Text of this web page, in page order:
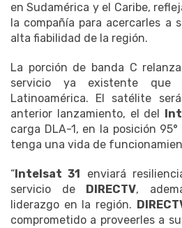
en Sudamérica y el Caribe,
la compañía para acercarles a
alta fiabilidad de la región.
La porción de banda C
servicio ya existente que
Latinoamérica. El satélite
anterior lanzamiento, el del
carga DLA-1, en la posición
tenga una vida de
“Intelsat 31 enviará
servicio de DIRECTV,
liderazgo en la región.
comprometido a proveerles a